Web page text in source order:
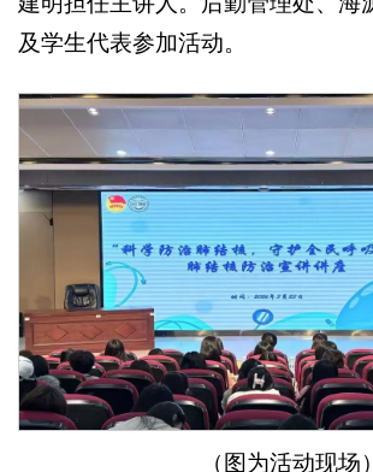
及学生代表参加活动。
（图为活动现场）